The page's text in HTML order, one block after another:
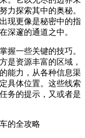
力探索其中的奥秘。
现更像是秘密中的指
深邃的通道之中。
握一些关键的技巧。
是资源丰富的区域，
能力，从各种信息渠
具体位置。这些线索
务的提示，又或者是
的全攻略